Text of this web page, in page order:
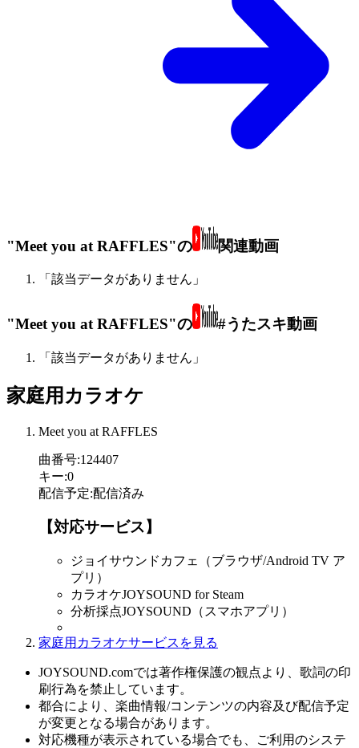
"Meet you at RAFFLES"の 関連動画
「該当データがありません」
"Meet you at RAFFLES"の #うたスキ動画
「該当データがありません」
家庭用カラオケ
Meet you at RAFFLES
曲番号:124407
キー:0
配信予定:配信済み
【対応サービス】
ジョイサウンドカフェ（ブラウザ/Android TV ア
プリ）
カラオケJOYSOUND for Steam
分析採点JOYSOUND（スマホアプリ）
家庭用カラオケサービスを見る
JOYSOUND.comでは著作権保護の観点より、歌詞の印
刷行為を禁止しています。
都合により、楽曲情報/コンテンツの内容及び配信予定
が変更となる場合があります。
対応機種が表示されている場合でも、ご利用のシステ